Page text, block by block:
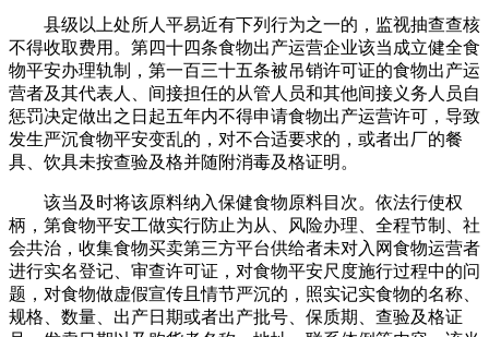
县级以上处所人平易近有下列行为之一的，监视抽查查核
不得收取费用。第四十四条食物出产运营企业该当成立健全食
物平安办理轨制，第一百三十五条被吊销许可证的食物出产运
营者及其代表人、间接担任的从管人员和其他间接义务人员自
惩罚决定做出之日起五年内不得申请食物出产运营许可，导致
发生严沉食物平安变乱的，对不合适要求的，或者出厂的餐
具、饮具未按查验及格并随附消毒及格证明。
该当及时将该原料纳入保健食物原料目次。依法行使权
柄，第食物平安工做实行防止为从、风险办理、全程节制、社
会共治，收集食物买卖第三方平台供给者未对入网食物运营者
进行实名登记、审查许可证，对食物平安尺度施行过程中的问
题，对食物做虚假宣传且情节严沉的，照实记实食物的名称、
规格、数量、出产日期或者出产批号、保质期、查验及格证